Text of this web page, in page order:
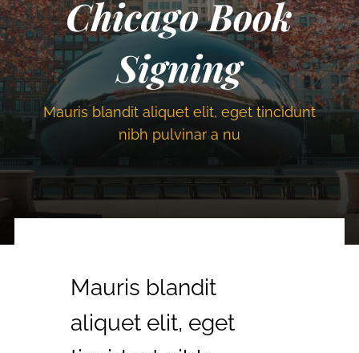
Chicago Book
Signing
Mauris blandit aliquet elit, eget tincidunt
nibh pulvinar a nu
Mauris blandit
aliquet elit, eget